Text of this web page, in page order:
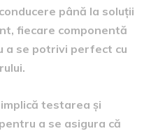
până la soluții
fiecare componentă
a se potrivi perfect cu
testarea și
a se asigura că